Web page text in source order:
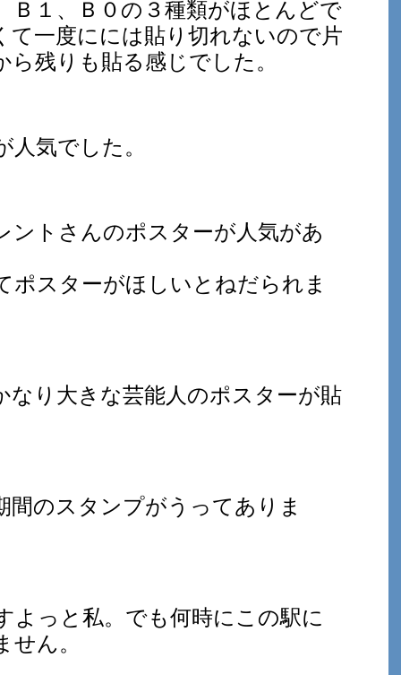
Ｂ１、Ｂ０の３種類がほとんどで
て一度にには貼り切れないので片
残りも貼る感じでした。
気でした。
ントさんのポスターが人気があ
ポスターがほしいとねだられま
なり大きな芸能人のポスターが貼
間のスタンプがうってありま
よっと私。でも何時にこの駅に
ん。